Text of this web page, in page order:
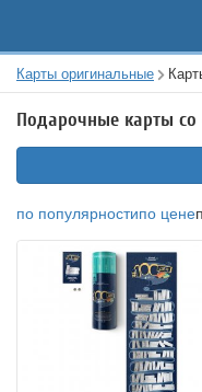
Карты оригинальные
Подарочные карты со
по популярностипо цене